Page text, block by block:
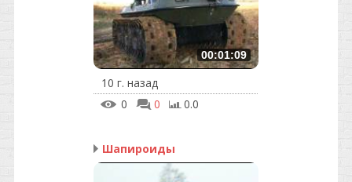
00:01:09
10 г. назад
0
0 0.0
Шапироиды